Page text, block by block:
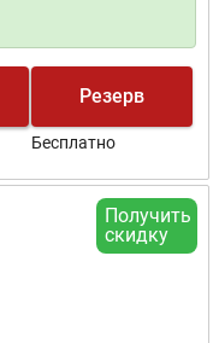
Резерв
Бесплатно
Получить
скидку